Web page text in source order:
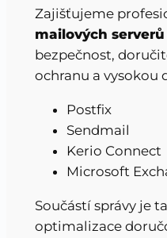
Zajišťujeme
mailových serverů
bezpečnost,
ochranu a vysokou
Postfix
Sendmail
Kerio Connect
Microsoft
Součástí správy je
optimalizace